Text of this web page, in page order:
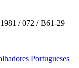
/ 072 / B61-29
Portugueses